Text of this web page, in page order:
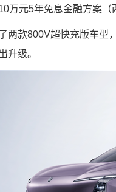
万元5年免息金融方案（
两款800V超快充版车型
升级。